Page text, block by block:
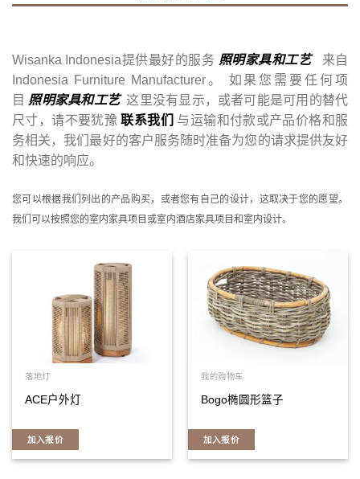
Wisanka Indonesia提供最好的服务 照明家具和工艺
来自
Indonesia Furniture Manufacturer。 如果您需要任何项
目 照明家具和工艺 这里没有显示，或者可能是可用的替代
尺寸，请不要犹豫联系我们
与运输和付款或产品价格和服
务相关，我们最好的客户服务随时准备为您的请求提供友好
和快速的响应。
您可以根据我们列出的产品购买，或者您有自己的设计，这取决于您的愿望。
我们可以按照您的室内家具项目或室内酒店家具项目和室内设计。
落地灯
ACE户外灯
加入报价
我的购物车
Bogo椭圆形篮子
加入报价